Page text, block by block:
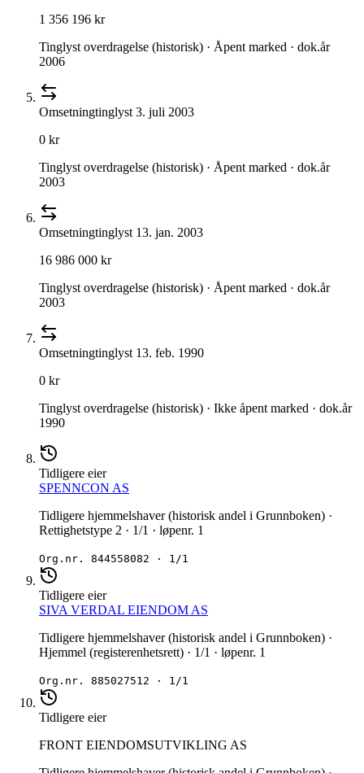
1 356 196 kr
Tinglyst overdragelse (historisk) · Åpent marked · dok.år
2006
Omsetningtinglyst 3. juli 2003
0 kr
Tinglyst overdragelse (historisk) · Åpent marked · dok.år
2003
Omsetningtinglyst 13. jan. 2003
16 986 000 kr
Tinglyst overdragelse (historisk) · Åpent marked · dok.år
2003
Omsetningtinglyst 13. feb. 1990
0 kr
Tinglyst overdragelse (historisk) · Ikke åpent marked · dok.år
1990
Tidligere eier
SPENNCON AS
Tidligere hjemmelshaver (historisk andel i Grunnboken) ·
Rettighetstype 2 · 1/1 · løpenr. 1
Org.nr. 844558082 · 1/1
Tidligere eier
SIVA VERDAL EIENDOM AS
Tidligere hjemmelshaver (historisk andel i Grunnboken) ·
Hjemmel (registerenhetsrett) · 1/1 · løpenr. 1
Org.nr. 885027512 · 1/1
Tidligere eier
FRONT EIENDOMSUTVIKLING AS